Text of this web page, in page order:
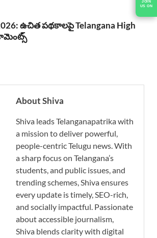
ఉచిత పథకాలపై Telangana High
About Shiva
Shiva leads Telanganapatrika with
a mission to deliver powerful,
people-centric Telugu news. With
a sharp focus on Telangana’s
students, and public issues, and
trending schemes, Shiva ensures
every update is timely, SEO-rich,
and socially impactful. Passionate
about accessible journalism,
Shiva blends clarity with digital